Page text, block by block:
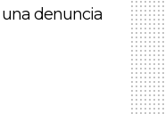
denuncia